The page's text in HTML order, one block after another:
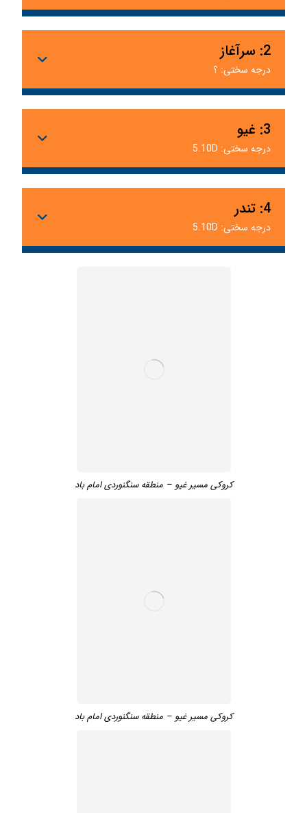
2: سرآغاز
درجه سختی: ؟
3: غیو
درجه سختی: 5.10D
4: تندر
درجه سختی: 5.10D
کروکی مسیر غیو – منطقه سنگنوردی امام باد
کروکی مسیر غیو – منطقه سنگنوردی امام باد